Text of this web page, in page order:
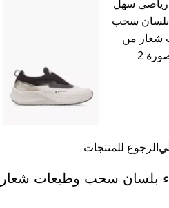
الرجوع للمنتجات
بلسان سحب وطبعات شعار